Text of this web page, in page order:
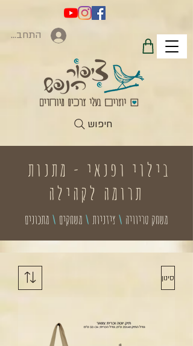
התחברות
חיפוש
תרומה לקהילה
משחק טריוויה \ צידניות \ משחקים \ מתכונים
סינון